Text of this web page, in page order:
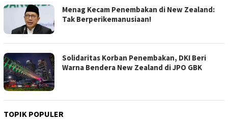
Menag Kecam Penembakan di New Zealand:
Tak Berperikemanusiaan!
Solidaritas Korban Penembakan, DKI Beri
Warna Bendera New Zealand di JPO GBK
TOPIK POPULER